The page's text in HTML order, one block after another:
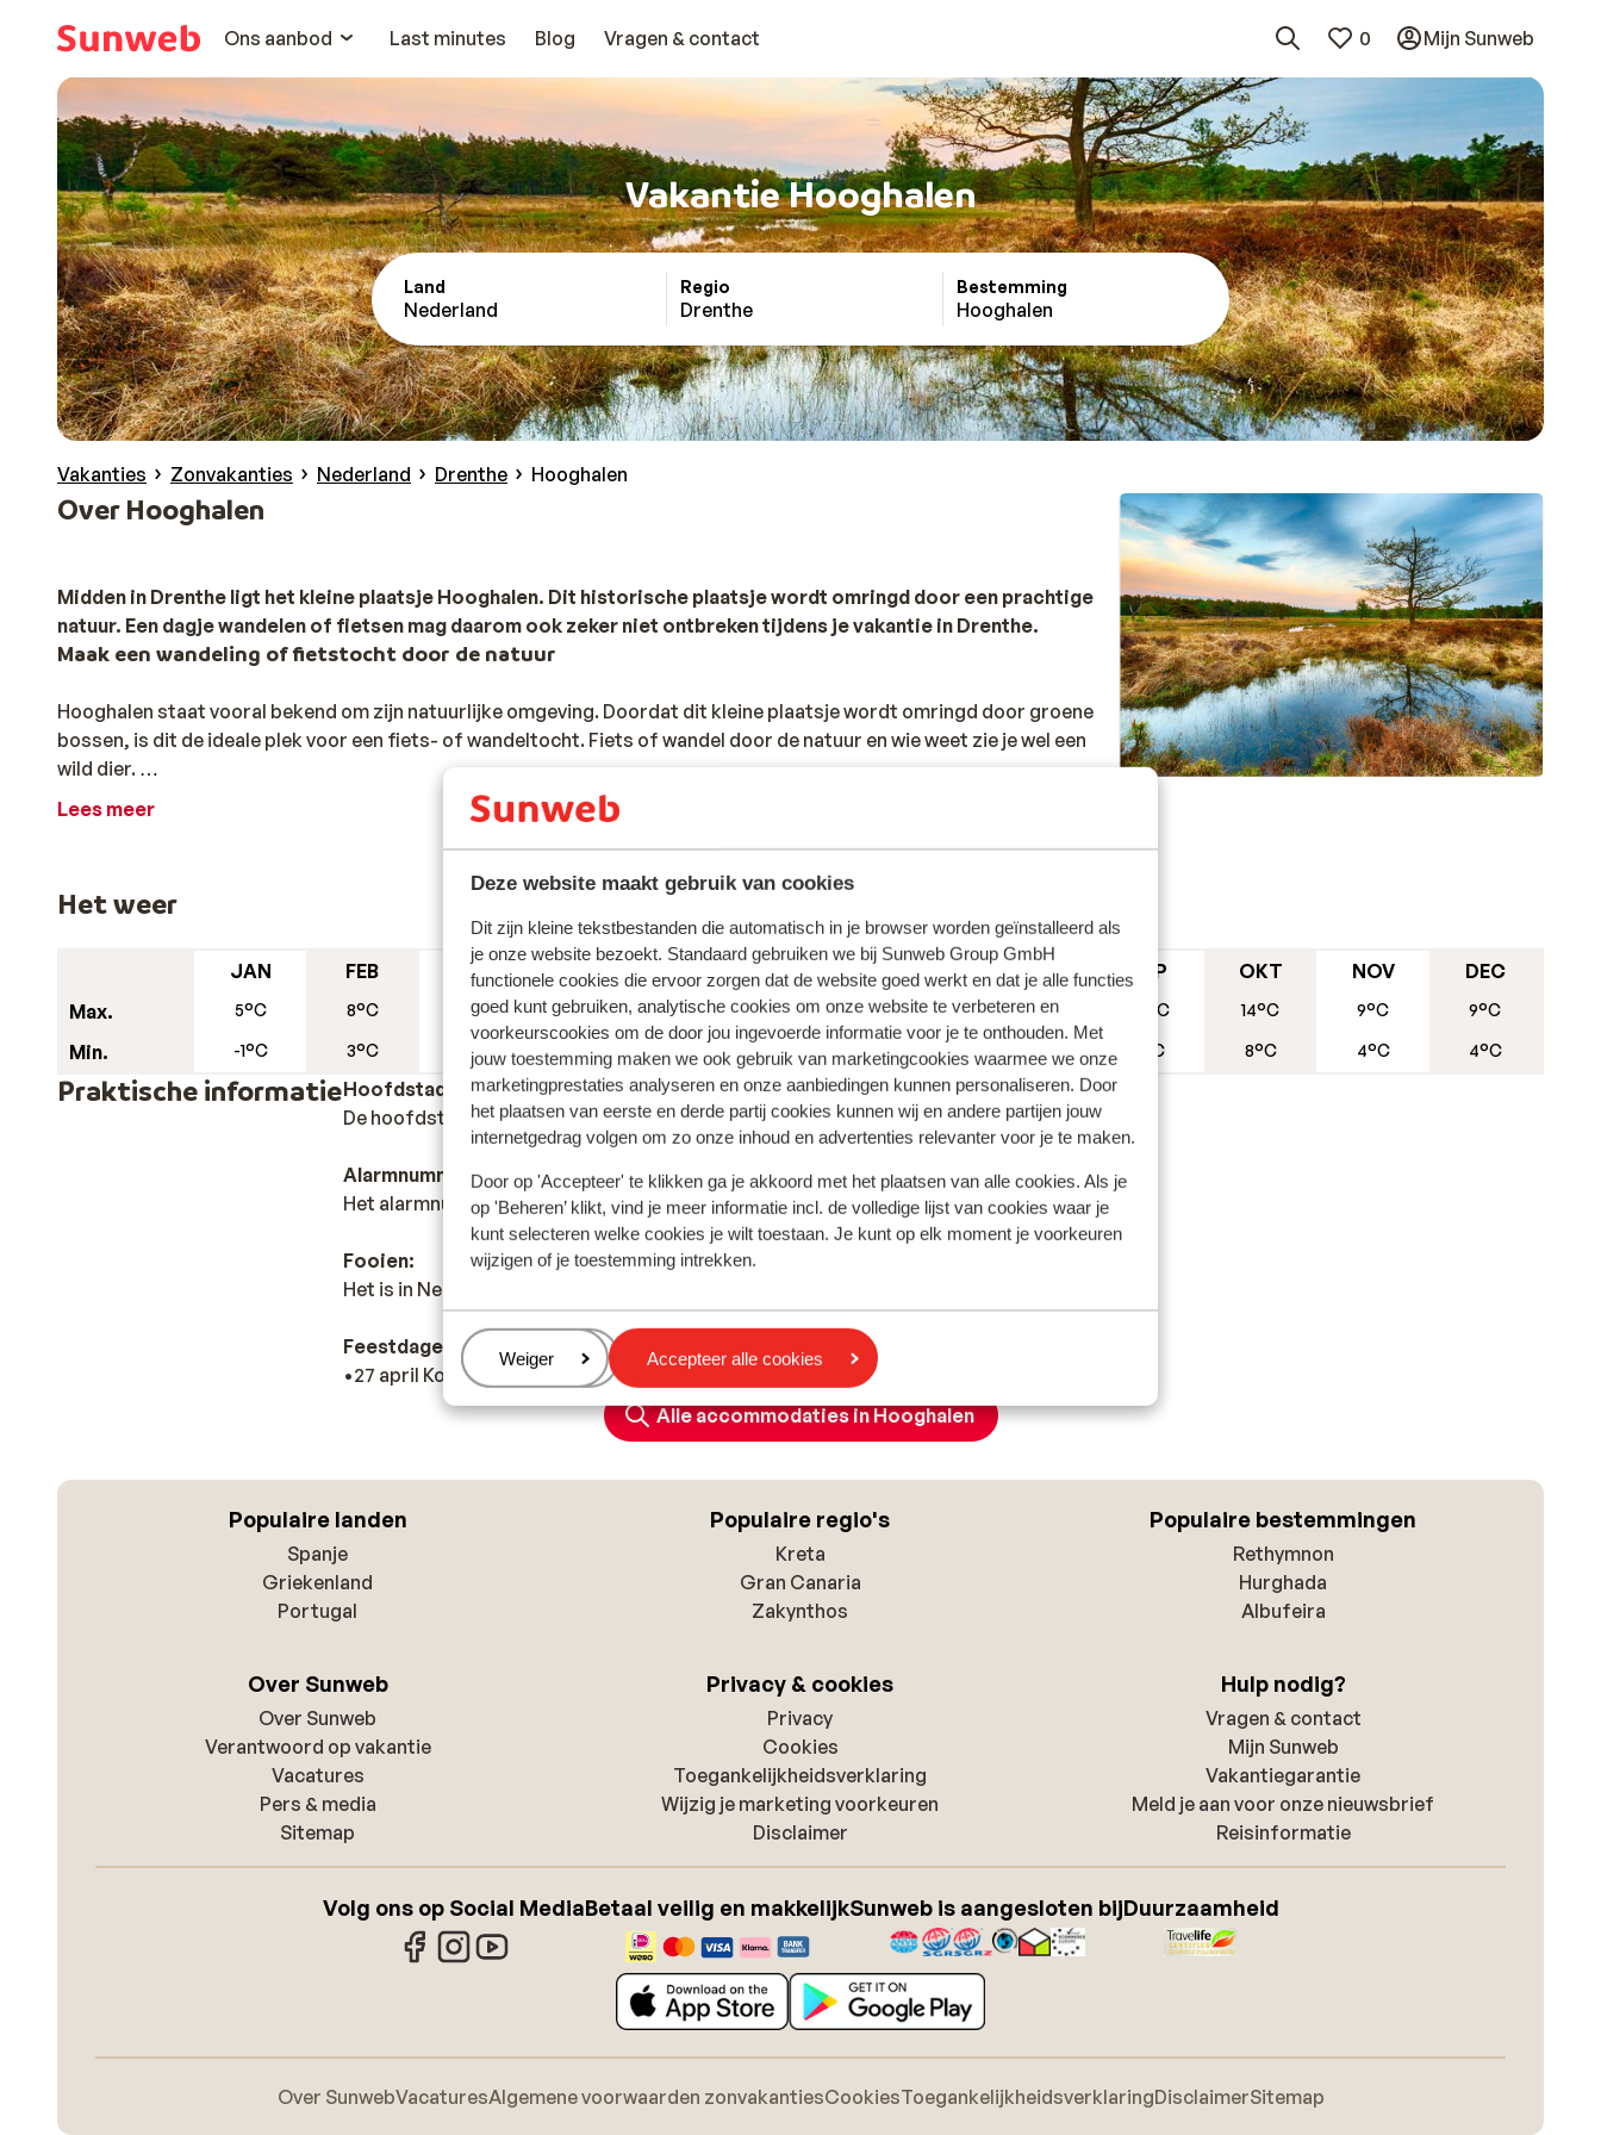
Deze website maakt gebruik van cookies
Dit zijn kleine tekstbestanden die automatisch in je browser worden geïnstalleerd als
je onze website bezoekt. Standaard gebruiken we bij Sunweb Group GmbH
functionele cookies die ervoor zorgen dat de website goed werkt en dat je alle functies
goed kunt gebruiken, analytische cookies om onze website te verbeteren en
voorkeurscookies om de door jou ingevoerde informatie voor je te onthouden. Met
jouw toestemming maken we ook gebruik van marketingcookies waarmee we onze
marketingprestaties analyseren en onze aanbiedingen kunnen personaliseren. Door
het plaatsen van eerste en derde partij cookies kunnen wij en andere partijen jouw
internetgedrag volgen om zo onze inhoud en advertenties relevanter voor je te maken.
Door op 'Accepteer' te klikken ga je akkoord met het plaatsen van alle cookies. Als je
op 'Beheren’ klikt, vind je meer informatie incl. de volledige lijst van cookies waar je
kunt selecteren welke cookies je wilt toestaan. Je kunt op elk moment je voorkeuren
wijzigen of je toestemming intrekken.
Beheren
Weiger Accepteer alle cookies
Ons aanbod
Last minutes Blog Vragen & contact 0 Mijn Sunweb
Vakantie Hooghalen
Land
Nederland
Regio
Drenthe
Bestemming
Hooghalen
Vakanties Zonvakanties Nederland Drenthe Hooghalen
Over Hooghalen
Midden in Drenthe ligt het kleine plaatsje Hooghalen. Dit historische plaatsje wordt omringd door een prachtige
natuur. Een dagje wandelen of fietsen mag daarom ook zeker niet ontbreken tijdens je vakantie in Drenthe.
Maak een wandeling of fietstocht door de natuur
Hooghalen staat vooral bekend om zijn natuurlijke omgeving. Doordat dit kleine plaatsje wordt omringd door groene
bossen, is dit de ideale plek voor een fiets- of wandeltocht. Fiets of wandel door de natuur en wie weet zie je wel een
wild dier.
Waan je even terug in de tijd
Houd je van historie? Dan mag een bezoek aan het Herinneringscentrum Kamp Westerbork niet ontbreken. Terwijl je
wandelt over het complex, worden op een verhalenderwijs de gebeurtenissen rondom de Tweede Wereldoorlog
verteld.
Spot wilde dieren in Wildlands Adverture Zoo
Ben je op zoek naar een activiteit voor het hele gezin? Breng dan een bezoekje aan Wildlands Adventure Zoo! Dit
dierenpark ligt op slechts een halfuurtje rijden van Hooghalen. Ga op avontuur en ontmoet allerlei wilde dieren. Voor de
echte durfvals is er zelfs een achtbaan! Dat wordt genieten.
Lees meer
Het weer
Max.
Min.
JAN
5°C
-1°C
FEB
8°C
3°C
MRT
10°C
3°C
APR
17°C
4°C
MEI
16°C
8°C
JUN
24°C
13°C
JUL
20°C
12°C
AUG
23°C
14°C
SEP
20°C
7°C
OKT
14°C
8°C
NOV
9°C
4°C
DEC
9°C
4°C
Praktische informatieHoofdstad:
De hoofdstad van Nederland is Amsterdam.
Alarmnummer:
Het alarmnummer in Nederland voor de politie, ambulance en brandweer is 112.
Fooien:
Het is in Nederland de gewoonte om in bars en restaurants fooi van ongeveer 10% te geven.
Feestdagen:
•27 april Koningsdag
Alle accommodaties in Hooghalen
Populaire landen
Spanje
Griekenland
Portugal
Populaire regio's
Kreta
Gran Canaria
Zakynthos
Populaire bestemmingen
Rethymnon
Hurghada
Albufeira
Over Sunweb
Over Sunweb
Verantwoord op vakantie
Vacatures
Pers & media
Sitemap
Privacy & cookies
Privacy
Cookies
Toegankelijkheidsverklaring
Wijzig je marketing voorkeuren
Disclaimer
Hulp nodig?
Vragen & contact
Mijn Sunweb
Vakantiegarantie
Meld je aan voor onze nieuwsbrief
Reisinformatie
Volg ons op Social MediaBetaal veilig en makkelijkSunweb is aangesloten bijDuurzaamheid
Over SunwebVacaturesAlgemene voorwaarden zonvakantiesCookiesToegankelijkheidsverklaringDisclaimerSitemap